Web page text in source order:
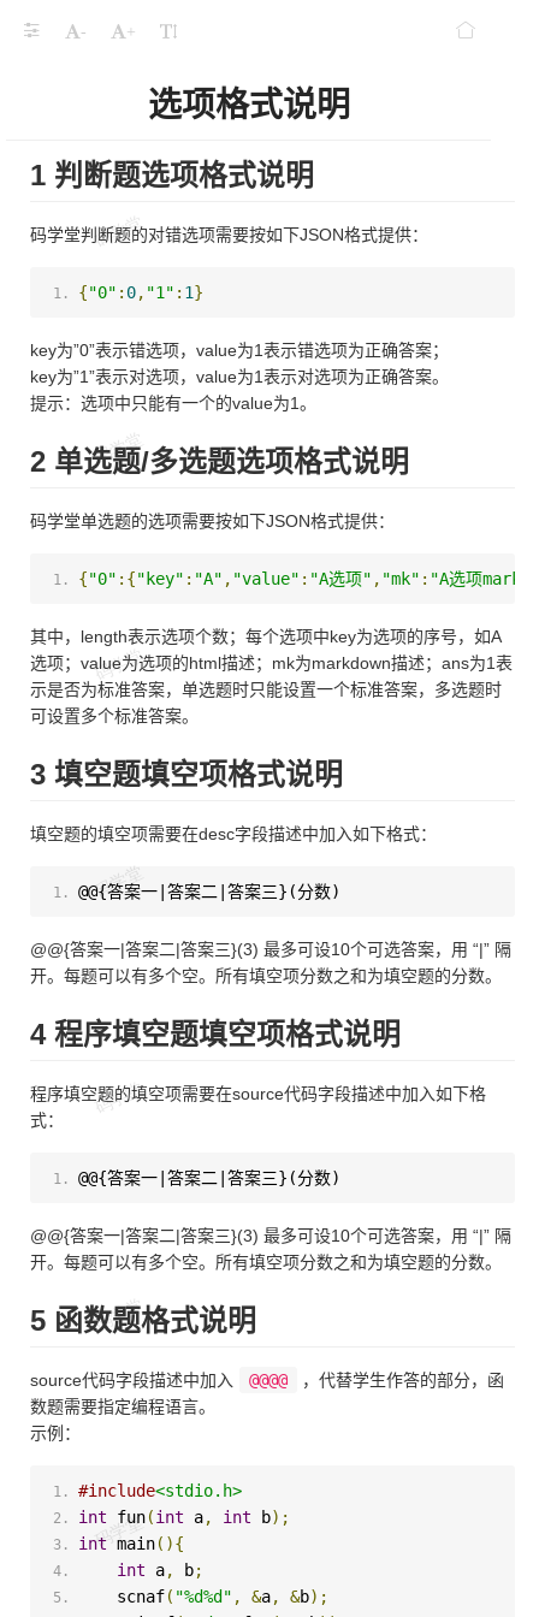
- +
选项格式说明
1 判断题选项格式说明
码学堂判断题的对错选项需要按如下JSON格式提供：
{"0" : 0, "1" : 1}
key为”0”表示错选项，value为1表示错选项为正确答案；
key为”1”表示对选项，value为1表示对选项为正确答案。
提示：选项中只能有一个的value为1。
2 单选题/多选题选项格式说明
码学堂单选题的选项需要按如下JSON格式提供：
{"0" :{"key" : "A" , "value" : "A选项" , "mk" : "A选项
其中，length表示选项个数；每个选项中key为选项的序号，如A
选项；value为选项的html描述；mk为markdown描述；ans为1表
示是否为标准答案，单选题时只能设置一个标准答案，多选题时
可设置多个标准答案。
3 填空题填空项格式说明
填空题的填空项需要在desc字段描述中加入如下格式：
@@{答案一|答案二|答案三}(分数)
@@{答案一|答案二|答案三}(3) 最多可设10个可选答案，用 “|” 隔
开。每题可以有多个空。所有填空项分数之和为填空题的分数。
4 程序填空题填空项格式说明
程序填空题的填空项需要在source代码字段描述中加入如下格
式：
@@{答案一|答案二|答案三}(分数)
@@{答案一|答案二|答案三}(3) 最多可设10个可选答案，用 “|” 隔
开。每题可以有多个空。所有填空项分数之和为填空题的分数。
5 函数题格式说明
source代码字段描述中加入 @@@@
，代替学生作答的部分，函
数题需要指定编程语言。
示例：
#include<stdio.h>
int fun(int a, int b);
int main(){
int a, b;
    scnaf
( "%d%d" , &a, &b);